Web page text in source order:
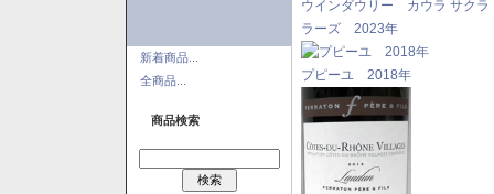
新着商品...
全商品...
商品検索
ウインダウリー カウラ サクラ
ラーズ 2023年
プピーユ 2018年